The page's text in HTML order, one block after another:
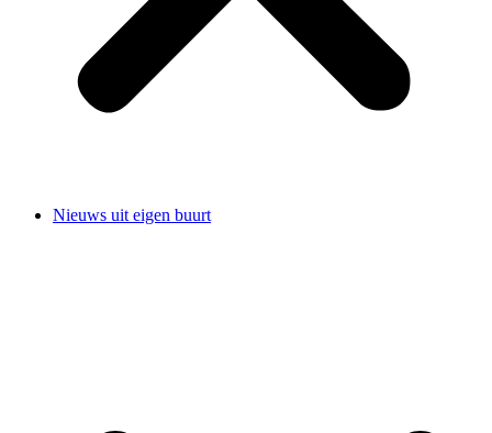
Nieuws uit eigen buurt